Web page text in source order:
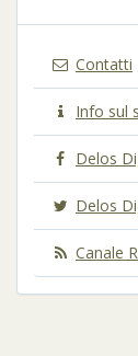
Contatti
Info sul
Delos
Delos
Canale